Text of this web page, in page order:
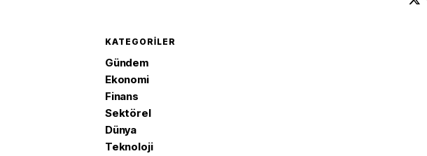
KATEGORILER
Gündem
Ekonomi
Finans
Sektörel
Dünya
Teknoloji